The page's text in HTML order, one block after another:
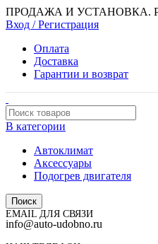
ПРОДАЖА И УСТАНОВКА.
Вход / Регистрация
Оплата
Доставка
Гарантии и возврат
В категории
Автоклимат
Аксессуары
Подогрев двигателя
Поиск
EMAIL ДЛЯ СВЯЗИ
info@auto-udobno.ru